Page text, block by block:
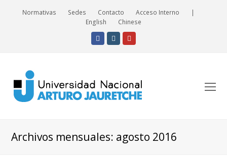
Normativas Sedes Contacto Acceso Interno
|
English
Chinese
FacebookInstagram
Archivos mensuales: agosto 2016